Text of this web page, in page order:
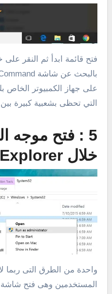
على جهاز الكمبيوتر
التي تحظى بشعبية كبيرة
5 : فتح موجه
خلال File Explorer
واحدة من الطرق التى ربما